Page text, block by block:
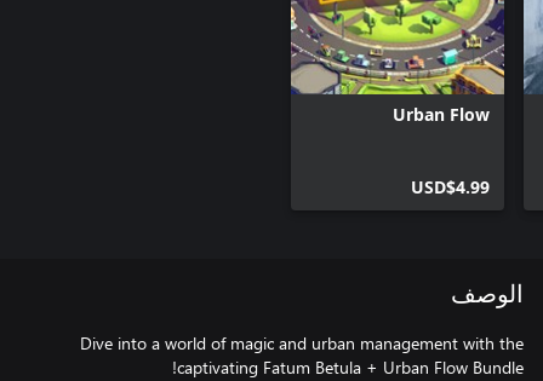
Urban Flow
USD$4.99
الوصف
Dive into a world of magic and urban management with the